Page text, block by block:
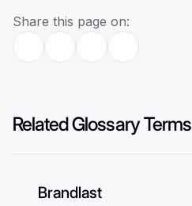
Share this page on:
Related Glossary Terms
Brandlast